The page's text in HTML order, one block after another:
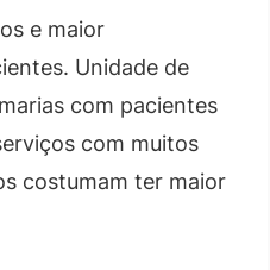
e maior
Unidade de
com pacientes
com muitos
costumam ter maior